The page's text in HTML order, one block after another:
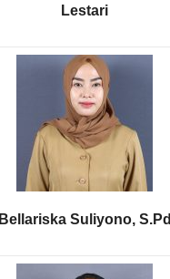
Lestari
Bellariska Suliyono, S.Pd